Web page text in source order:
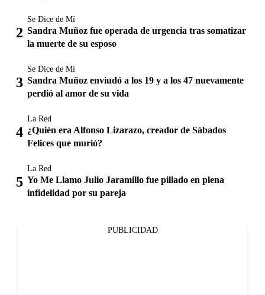
Se Dice de Mí
Sandra Muñoz fue operada de urgencia tras somatizar
la muerte de su esposo
Se Dice de Mí
Sandra Muñoz enviudó a los 19 y a los 47 nuevamente
perdió al amor de su vida
La Red
¿Quién era Alfonso Lizarazo, creador de Sábados
Felices que murió?
La Red
Yo Me Llamo Julio Jaramillo fue pillado en plena
infidelidad por su pareja
PUBLICIDAD